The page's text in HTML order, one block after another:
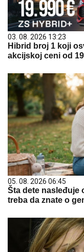
03. 08. 2026 13:23
Hibrid broj 1 koji
akcijskoj ceni od
05. 08. 2026 06:45
Šta dete nasleđuje
treba da znate o